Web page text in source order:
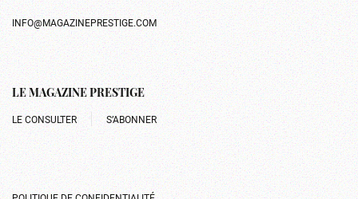
INFO@MAGAZINEPRESTIGE.COM
LE MAGAZINE PRESTIGE
LE CONSULTER S’ABONNER